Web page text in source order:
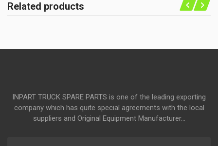
Related products
INPART TRUCK SPARE PARTS is one of the leading exporting
company which has quite special agreements with the local
suppliers and Original Equipment Manufacturer...